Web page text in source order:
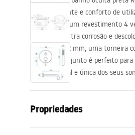
acessórios de casa de
design atraente e conforto de
coberta com um revestimento 4
protegida contra corrosão e
ultrafino de 2 mm, uma torneira
pontos. O conjunto é perfeito
banho original e única dos seus
Propriedades